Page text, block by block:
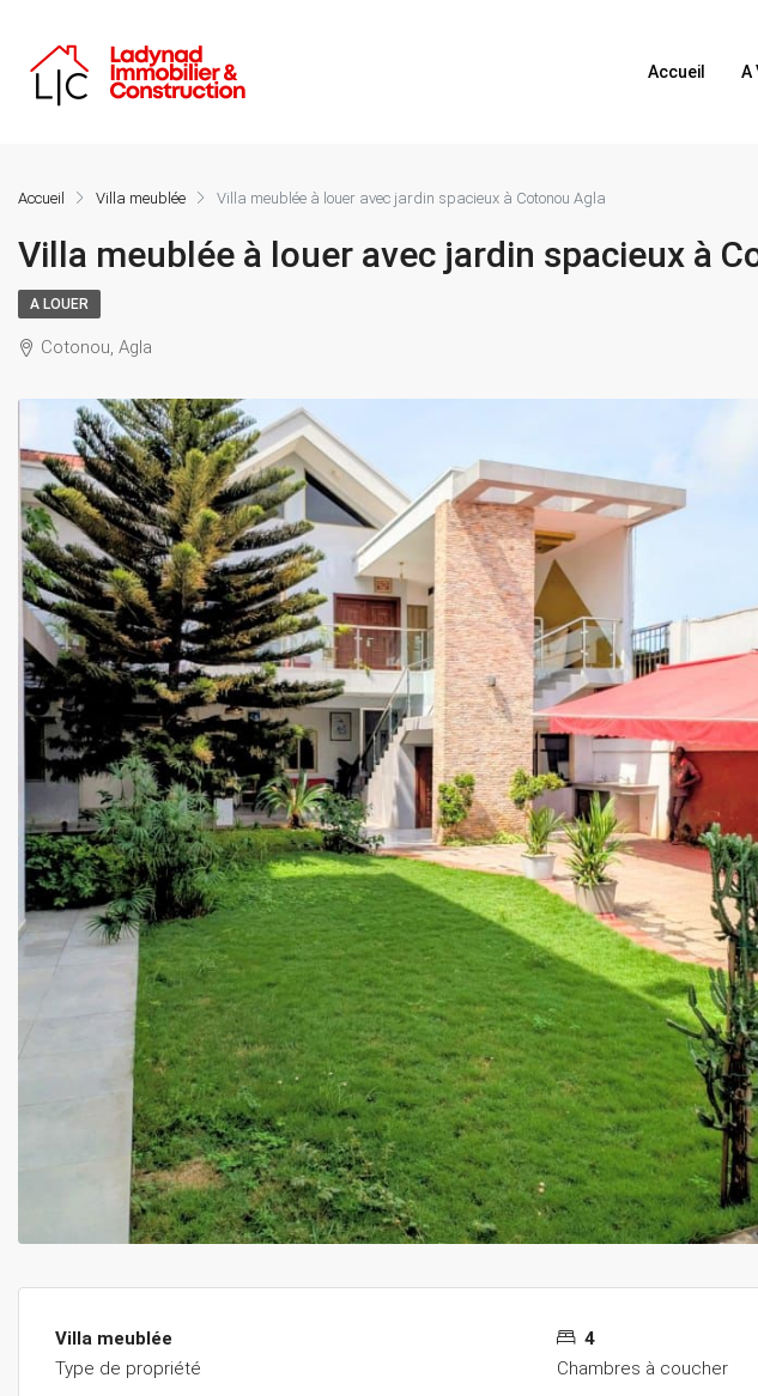
Accueil A
Accueil Villa meublée Villa meublée à louer avec jardin spacieux à Cotonou Agla
Villa meublée à louer avec jardin spacieux à
A LOUER
Cotonou, Agla
Villa meublée
Type de propriété
4
Chambres à coucher